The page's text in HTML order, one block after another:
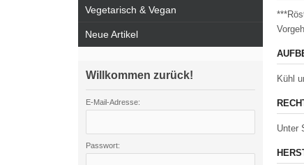
Kühl
Unter
Vegetarisch & Vegan
Neue Artikel
Willkommen zurück!
E-Mail-Adresse:
Passwort: